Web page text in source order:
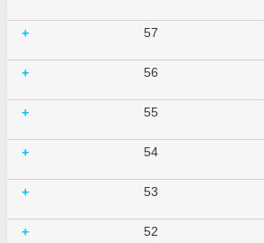
+ 57
+ 56
+ 55
+ 54
+ 53
+ 52